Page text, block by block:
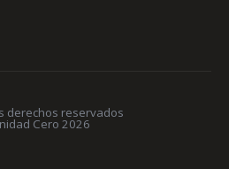
derechos reservados
Cero 2026